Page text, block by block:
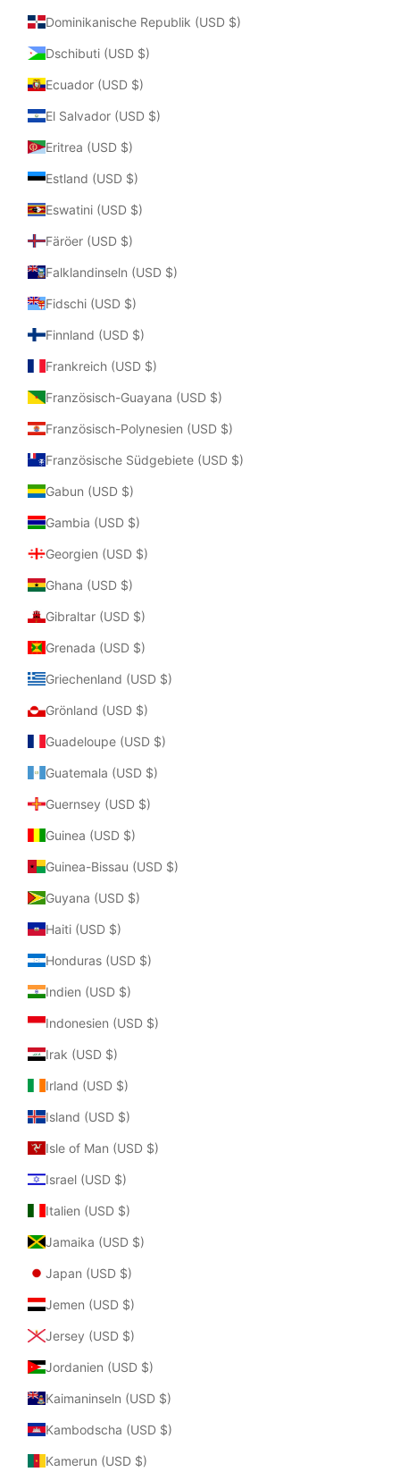
Dominikanische Republik (USD $)
Dschibuti (USD $)
Ecuador (USD $)
El Salvador (USD $)
Eritrea (USD $)
Estland (USD $)
Eswatini (USD $)
Färöer (USD $)
Falklandinseln (USD $)
Fidschi (USD $)
Finnland (USD $)
Frankreich (USD $)
Französisch-Guayana (USD $)
Französisch-Polynesien (USD $)
Französische Südgebiete (USD $)
Gabun (USD $)
Gambia (USD $)
Georgien (USD $)
Ghana (USD $)
Gibraltar (USD $)
Grenada (USD $)
Griechenland (USD $)
Grönland (USD $)
Guadeloupe (USD $)
Guatemala (USD $)
Guernsey (USD $)
Guinea (USD $)
Guinea-Bissau (USD $)
Guyana (USD $)
Haiti (USD $)
Honduras (USD $)
Indien (USD $)
Indonesien (USD $)
Irak (USD $)
Irland (USD $)
Island (USD $)
Isle of Man (USD $)
Israel (USD $)
Italien (USD $)
Jamaika (USD $)
Japan (USD $)
Jemen (USD $)
Jersey (USD $)
Jordanien (USD $)
Kaimaninseln (USD $)
Kambodscha (USD $)
Kamerun (USD $)